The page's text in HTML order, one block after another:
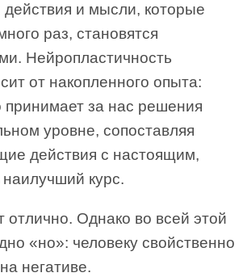
действия и мысли, которые
раз, становятся
Нейропластичность
от накопленного опыта:
принимает за нас решения
уровне, сопоставляя
действия с настоящим,
курс.
отлично. Однако во всей этой
«но»: человеку свойственно
негативе.